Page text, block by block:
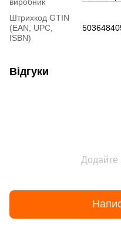
Штрихкод GTIN
(EAN, UPC,
ISBN)
Відгуки
Додайте